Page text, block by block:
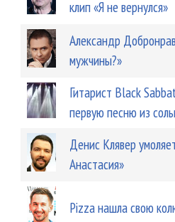
клип «Я не вернулся»
Александр
мужчины?»
Гитарист Black
первую песню из
Денис Клявер
Анастасия»
Pizza нашла свою